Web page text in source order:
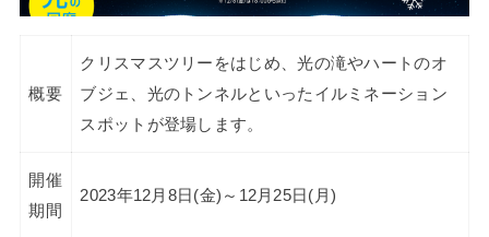
概要
クリスマスツリーをはじめ、光の滝やハートのオ
ブジェ、光のトンネルといったイルミネーション
スポットが登場します。
開催
期間
2023年12月8日(金)～12月25日(月)